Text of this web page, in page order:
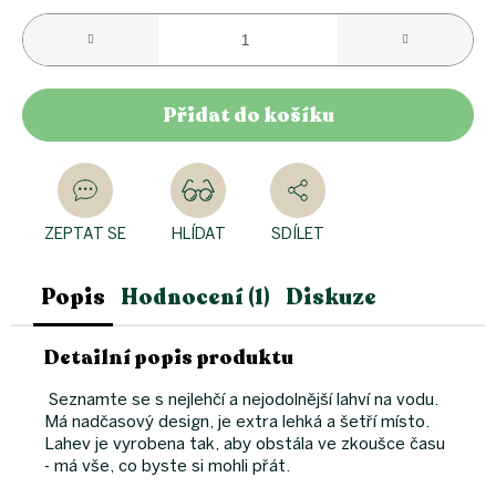
Přidat do košíku
ZEPTAT SE HLÍDAT SDÍLET
Popis Hodnocení (1) Diskuze
Detailní popis produktu
Seznamte se s nejlehčí a nejodolnější lahví na vodu.
Má nadčasový design, je extra lehká a šetří místo.
Lahev je vyrobena tak, aby obstála ve zkoušce času
- má vše, co byste si mohli přát.